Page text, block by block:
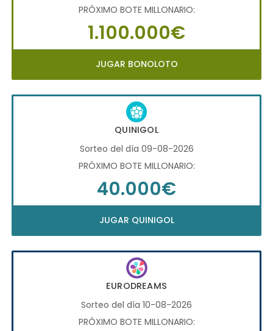
PRÓXIMO BOTE MILLONARIO:
1.100.000€
JUGAR BONOLOTO
QUINIGOL
Sorteo del día 09-08-2026
PRÓXIMO BOTE MILLONARIO:
40.000€
JUGAR QUINIGOL
EURODREAMS
Sorteo del día 10-08-2026
PRÓXIMO BOTE MILLONARIO: